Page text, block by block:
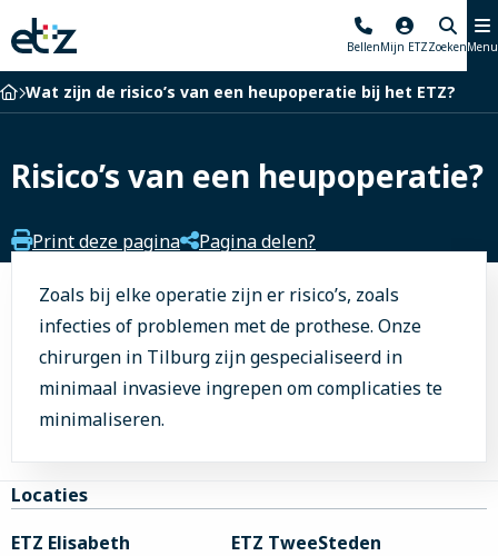
Elisabeth-
TweeSteden
Ziekenhuis
BellenMijn ETZZoekenMenu
Home
Wat zijn de risico’s van een heupoperatie bij het ETZ?
Risico’s van een heupoperatie?
Print deze pagina Pagina delen?
Zoals bij elke operatie zijn er risico’s, zoals
infecties of problemen met de prothese. Onze
chirurgen in Tilburg zijn gespecialiseerd in
minimaal invasieve ingrepen om complicaties te
minimaliseren.
Site
footer
Locaties
ETZ Elisabeth
ETZ TweeSteden